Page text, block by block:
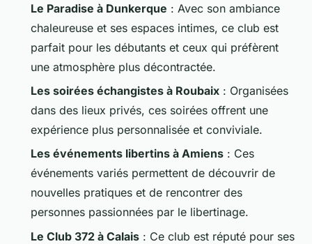
Le Paradise à Dunkerque : Avec son ambiance
chaleureuse et ses espaces intimes, ce club est
parfait pour les débutants et ceux qui préfèrent
une atmosphère plus décontractée.
Les soirées échangistes à Roubaix : Organisées
dans des lieux privés, ces soirées offrent une
expérience plus personnalisée et conviviale.
Les événements libertins à Amiens : Ces
événements variés permettent de découvrir de
nouvelles pratiques et de rencontrer des
personnes passionnées par le libertinage.
Le Club 372 à Calais : Ce club est réputé pour ses